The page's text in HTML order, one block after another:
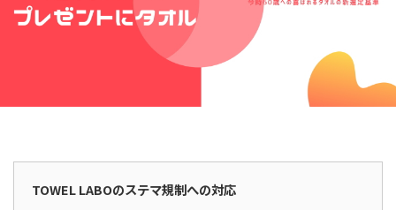
TOWEL LABOのステマ規制への対応